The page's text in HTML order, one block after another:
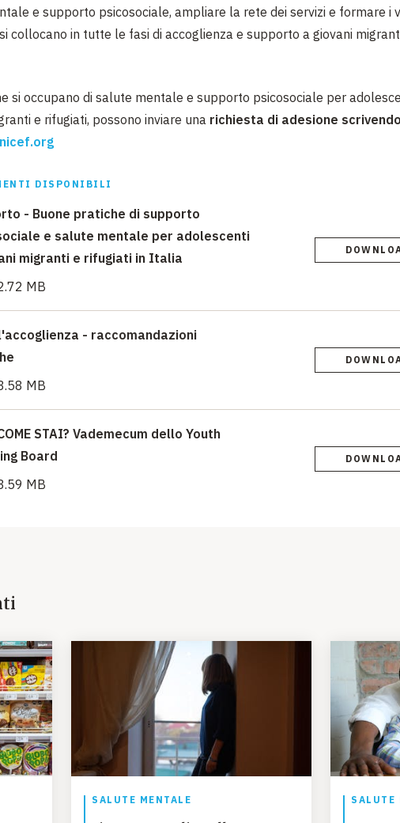
e supporto psicosociale, ampliare la rete dei servizi e formare i
collocano in tutte le fasi di accoglienza e supporto a giovani
si occupano di salute mentale e supporto psicosociale per
e rifugiati, possono inviare una richiesta di adesione
DISPONIBILI
- Buone pratiche di supporto
e salute mentale per adolescenti
migranti e rifugiati in Italia
MB
- raccomandazioni
MB
STAI? Vademecum dello Youth
Board
MB
SALUTE MENTALE SALUTE